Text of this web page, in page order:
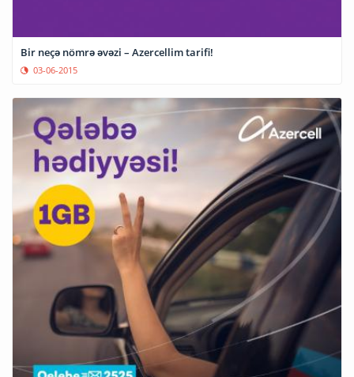
Bir neçə nömrə əvəzi – Azercellim tarifi!
03-06-2015